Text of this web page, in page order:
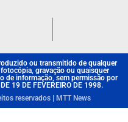
ou transmitido de qualquer
gravação ou quaisquer
de informação, sem permissão por
19 DE FEVEREIRO DE 1998.
reservados | MTT News